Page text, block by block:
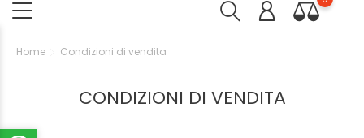
Home Condizioni di vendita
CONDIZIONI DI VENDITA